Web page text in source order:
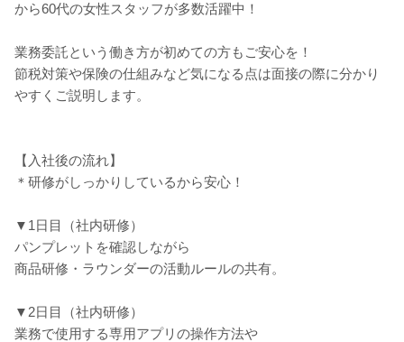
から60代の女性スタッフが多数活躍中！
業務委託という働き方が初めての方もご安心を！
節税対策や保険の仕組みなど気になる点は面接の際に分かり
やすくご説明します。
【入社後の流れ】
＊研修がしっかりしているから安心！
▼1日目（社内研修）
パンプレットを確認しながら
商品研修・ラウンダーの活動ルールの共有。
▼2日目（社内研修）
業務で使用する専用アプリの操作方法や